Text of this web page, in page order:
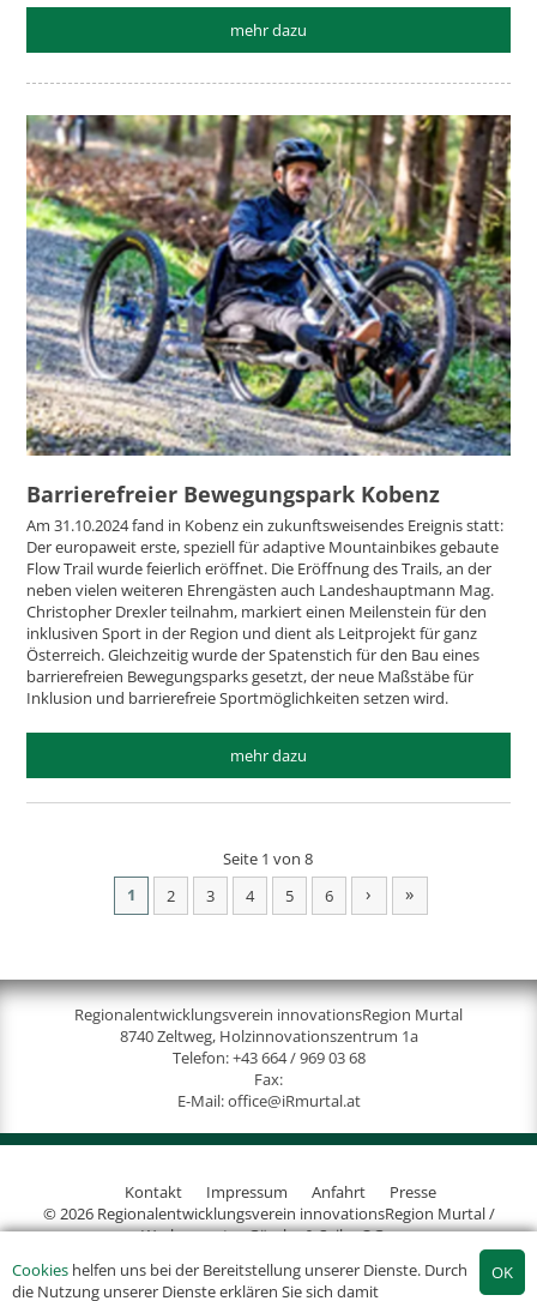
Cookies helfen uns bei der Bereitstellung unserer Dienste. Durch
die Nutzung unserer Dienste erklären Sie sich damit
mehr dazu
Barrierefreier Bewegungspark Kobenz
Am 31.10.2024 fand in Kobenz ein zukunftsweisendes Ereignis statt:
Der europaweit erste, speziell für adaptive Mountainbikes gebaute
Flow Trail wurde feierlich eröffnet. Die Eröffnung des Trails, an der
neben vielen weiteren Ehrengästen auch Landeshauptmann Mag.
Christopher Drexler teilnahm, markiert einen Meilenstein für den
inklusiven Sport in der Region und dient als Leitprojekt für ganz
Österreich. Gleichzeitig wurde der Spatenstich für den Bau eines
barrierefreien Bewegungsparks gesetzt, der neue Maßstäbe für
Inklusion und barrierefreie Sportmöglichkeiten setzen wird.
mehr dazu
Seite 1 von 8
1
2 3 4 5 6 › »
Regionalentwicklungsverein innovationsRegion Murtal
8740 Zeltweg, Holzinnovationszentrum 1a
Telefon:+43 664 / 969 03 68
Fax:
E-Mail:office@iRmurtal.at
Kontakt Impressum Anfahrt
Presse
© 2026 Regionalentwicklungsverein innovationsRegion Murtal /
Werbeagentur Gössler & Sailer OG